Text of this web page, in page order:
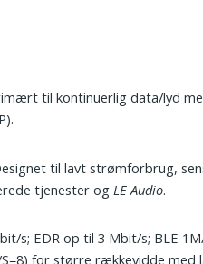
til kontinuerlig data/lyd
til lavt strømforbrug,
tjenester og LE Audio.
s; EDR op til 3 Mbit/s; BLE
for større rækkevidde med